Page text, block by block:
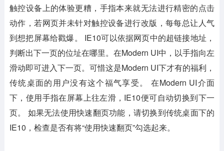
触控设备上的体验更糟，手指本来就无法进行精密的点击
动作，若网页并未针对触控设备进行改版，每每总让人气
到想把屏幕给戳爆。 IE10可以依据网页中的超链接地址，
判断出下一页的位址在哪里。在Modern UI中，以手指向左
滑动即可进入下一页。可惜这是Modern UI下才有的福利，
传统桌面的用户没有这个福气享受。 在Modern UI介面
下，使用手指在屏幕上往左滑，IE10便可自动切换到下一
页。 如果无法使用快速翻页功能，请切换到传统桌面下的
IE10，检查是否有将“使用快速翻页”勾选起来。